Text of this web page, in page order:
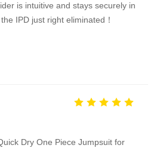
is intuitive and stays securely in
IPD just right eliminated！
Dry One Piece Jumpsuit for